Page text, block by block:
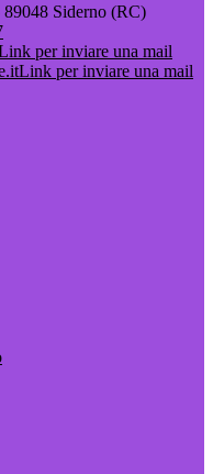
Siderno (RC)
per inviare una mail
Link per inviare una mail